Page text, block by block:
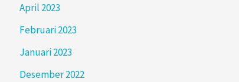
April 2023
Februari 2023
Januari 2023
Desember 2022